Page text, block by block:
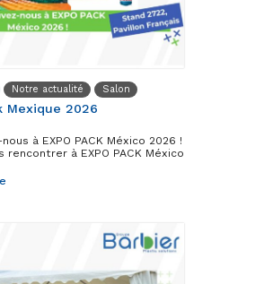
Notre actualité Salon
Mexique 2026
à EXPO PACK México 2026 !
rencontrer à EXPO PACK México